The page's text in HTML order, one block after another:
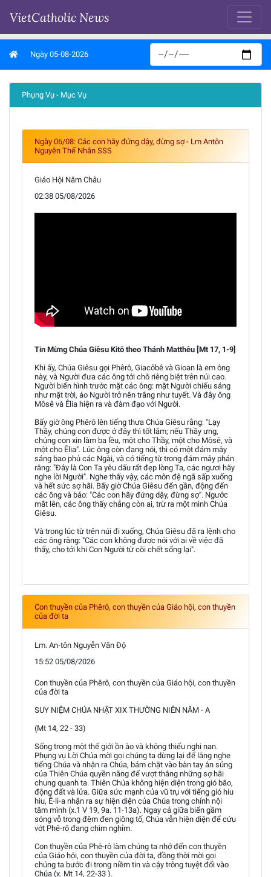
VietCatholic News
Ngày 05-08-2026
Phụng Vụ - Mục Vụ
Ngày 06/08: Các con hãy đứng dậy, đừng sợ - Lm Antôn
Nguyễn Thế Nhân SSS
Giáo Hội Năm Châu
02:38 05/08/2026
Tin Mừng Chúa Giêsu Kitô theo Thánh Matthêu [Mt 17, 1-9]
Khi ấy, Chúa Giêsu gọi Phêrô, Giacôbê và Gioan là em ông
này, và Người đưa các ông tới chỗ riêng biệt trên núi cao.
Người biến hình trước mặt các ông: mặt Người chiếu sáng
như mặt trời, áo Người trở nên trắng như tuyết. Và đây ông
Môsê và Êlia hiện ra và đàm đạo với Người.
Bấy giờ ông Phêrô lên tiếng thưa Chúa Giêsu rằng: "Lạy
Thầy, chúng con được ở đây thì tốt lắm; nếu Thầy ưng,
chúng con xin làm ba lều, một cho Thầy, một cho Môsê, và
một cho Êlia". Lúc ông còn đang nói, thì có một đám mây
sáng bao phủ các Ngài, và có tiếng từ trong đám mây phán
rằng: "Đây là Con Ta yêu dấu rất đẹp lòng Ta, các ngươi hãy
nghe lời Người". Nghe thấy vậy, các môn đệ ngã sấp xuống
và hết sức sợ hãi. Bấy giờ Chúa Giêsu đến gần, động đến
các ông và bảo: "Các con hãy đứng dậy, đừng sợ". Ngước
mắt lên, các ông thấy chẳng còn ai, trừ ra một mình Chúa
Giêsu.
Và trong lúc từ trên núi đi xuống, Chúa Giêsu đã ra lệnh cho
các ông rằng: "Các con không được nói với ai về việc đã
thấy, cho tới khi Con Người từ cõi chết sống lại".
Con thuyền của Phêrô, con thuyền của Giáo hội, con thuyền
của đời ta
Lm. An-tôn Nguyễn Văn Độ
15:52 05/08/2026
Con thuyền của Phêrô, con thuyền của Giáo hội, con thuyền
của đời ta
SUY NIỆM CHÚA NHẬT XIX THƯỜNG NIÊN NĂM - A
(Mt 14, 22 - 33)
Sống trong một thế giới ồn ào và không thiếu nghi nan.
Phụng vụ Lời Chúa mời gọi chúng ta dừng lại để lắng nghe
tiếng Chúa và nhận ra Chúa, bám chặt vào bàn tay ân sủng
của Thiên Chúa quyền năng để vượt thắng những sợ hãi
chung quanh ta. Thiên Chúa không hiện diện trong gió bão,
động đất và lửa. Giữa sức mạnh của vũ trụ với tiếng gió hiu
hiu, Ê-li-a nhận ra sự hiện diện của Chúa trong chính nội
tâm mình (x.1 V 19, 9a. 11-13a). Ngay cả giữa biển gầm
sóng vỗ trong đêm đen giông tố, Chúa vẫn hiện diện để cứu
vớt Phê-rô đang chìm nghỉm.
Con thuyền của Phê-rô làm chúng ta nhớ đến con thuyền
của Giáo hội, con thuyền của đời ta, đồng thời mời gọi
chúng ta bước đi trong niềm tin và cậy trông tuyệt đối vào
Chúa (x. Mt 14, 22-33 ).